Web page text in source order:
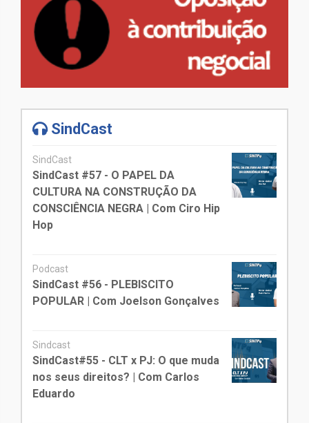
SindCast
SindCast
SindCast #57 - O PAPEL DA
CULTURA NA CONSTRUÇÃO DA
CONSCIÊNCIA NEGRA | Com Ciro Hip
Hop
Podcast
SindCast #56 - PLEBISCITO
POPULAR | Com Joelson Gonçalves
Sindcast
SindCast#55 - CLT x PJ: O que muda
nos seus direitos? | Com Carlos
Eduardo